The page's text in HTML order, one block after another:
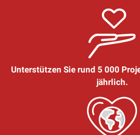
Unterstützen Sie rund 5 000
jährlich.